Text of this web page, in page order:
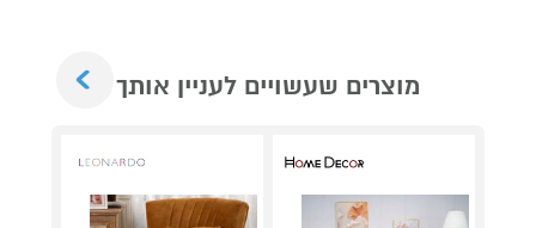
מוצרים שעשויים לעניין אותך